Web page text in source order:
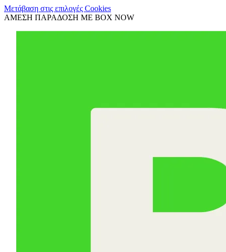
Μετάβαση στις επιλογές Cookies
ΑΜΕΣΗ ΠΑΡΑΔΟΣΗ ΜΕ BOX NOW